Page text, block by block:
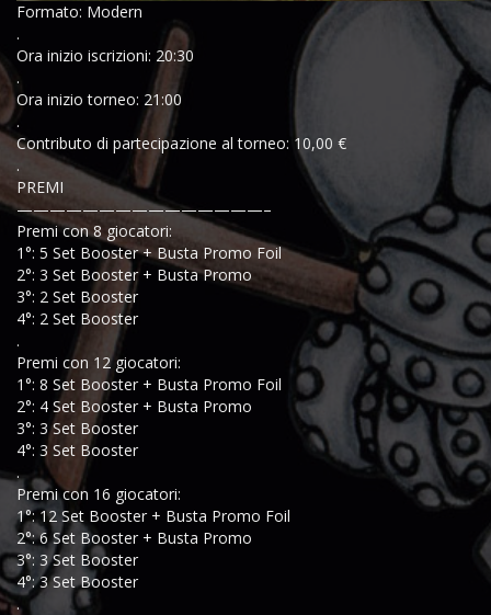
Formato: Modern
.
Ora inizio iscrizioni: 20:30
.
Ora inizio torneo: 21:00
.
Contributo di partecipazione al torneo: 10,00 €
.
PREMI
———————————————–
Premi con 8 giocatori:
1°: 5 Set Booster + Busta Promo Foil
2°: 3 Set Booster + Busta Promo
3°: 2 Set Booster
4°: 2 Set Booster
.
Premi con 12 giocatori:
1°: 8 Set Booster + Busta Promo Foil
2°: 4 Set Booster + Busta Promo
3°: 3 Set Booster
4°: 3 Set Booster
.
Premi con 16 giocatori:
1°: 12 Set Booster + Busta Promo Foil
2°: 6 Set Booster + Busta Promo
3°: 3 Set Booster
4°: 3 Set Booster
.